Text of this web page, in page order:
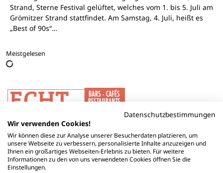
Strand, Sterne Festival gelüftet, welches vom 1. bis 5. Juli am
Grömitzer Strand stattfindet. Am Samstag, 4. Juli, heißt es
„Best of 90s“…
Meistgelesen
Datenschutzbestimmungen
Wir verwenden Cookies!
Wir können diese zur Analyse unserer Besucherdaten platzieren, um
unsere Webseite zu verbessern, personalisierte Inhalte anzuzeigen und
Ihnen ein großartiges Webseiten-Erlebnis zu bieten. Für weitere
Informationen zu den von uns verwendeten Cookies öffnen Sie die
Einstellungen.